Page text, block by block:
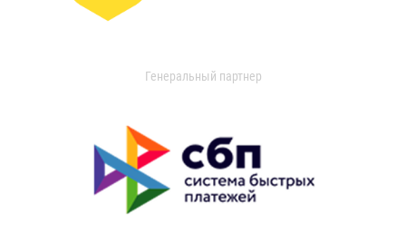
Генеральный партнер